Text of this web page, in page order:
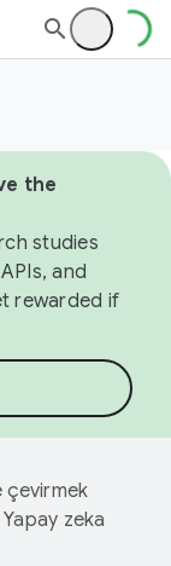
the
studies
and
rewarded if
çevirmek
zeka